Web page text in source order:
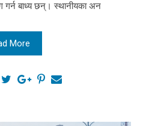
गर्न बाध्य छन्। स्थानीयका अन
More